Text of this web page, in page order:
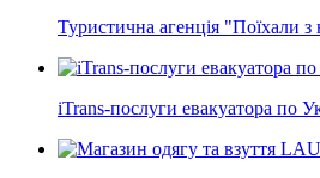
Туристична агенція "Поїхали
iTrans-послуги евакуатора по